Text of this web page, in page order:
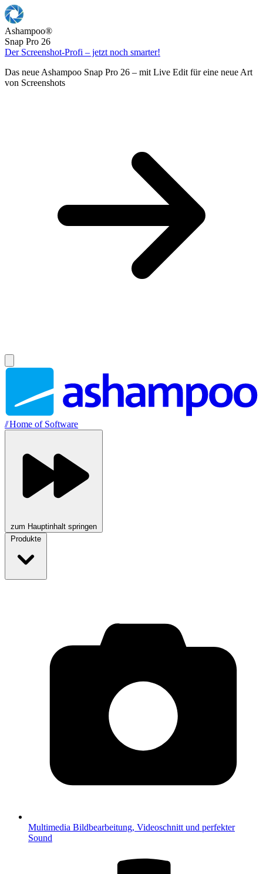
Ashampoo®
Snap Pro 26
Der Screenshot-Profi – jetzt noch smarter!
Das neue Ashampoo Snap Pro 26 – mit Live Edit für eine neue Art
von Screenshots
//Home of Software
zum Hauptinhalt springen
Produkte
Multimedia Bildbearbeitung, Videoschnitt und perfekter
Sound